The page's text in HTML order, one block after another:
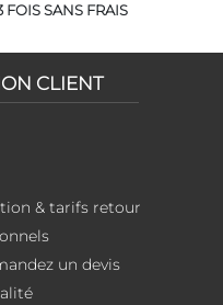
FOIS SANS FRAIS
CLIENT
& tarifs retour
un devis